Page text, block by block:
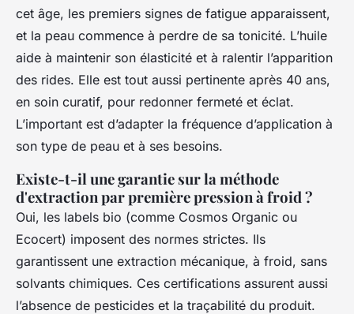
cet âge, les premiers signes de fatigue apparaissent,
et la peau commence à perdre de sa tonicité. L’huile
aide à maintenir son élasticité et à ralentir l’apparition
des rides. Elle est tout aussi pertinente après 40 ans,
en soin curatif, pour redonner fermeté et éclat.
L’important est d’adapter la fréquence d’application à
son type de peau et à ses besoins.
Existe-t-il une garantie sur la méthode
d'extraction par première pression à froid ?
Oui, les labels bio (comme Cosmos Organic ou
Ecocert) imposent des normes strictes. Ils
garantissent une extraction mécanique, à froid, sans
solvants chimiques. Ces certifications assurent aussi
l’absence de pesticides et la traçabilité du produit.